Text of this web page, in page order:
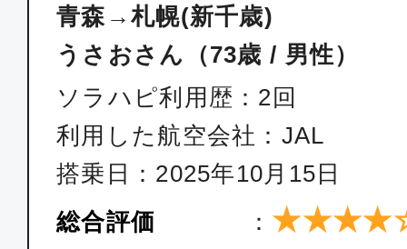
青森→札幌(新千歳)
うさおさん（73歳 / 男性）
ソラハピ利用歴：2回
利用した航空会社：JAL
搭乗日：2025年10月15日
総合評価
：